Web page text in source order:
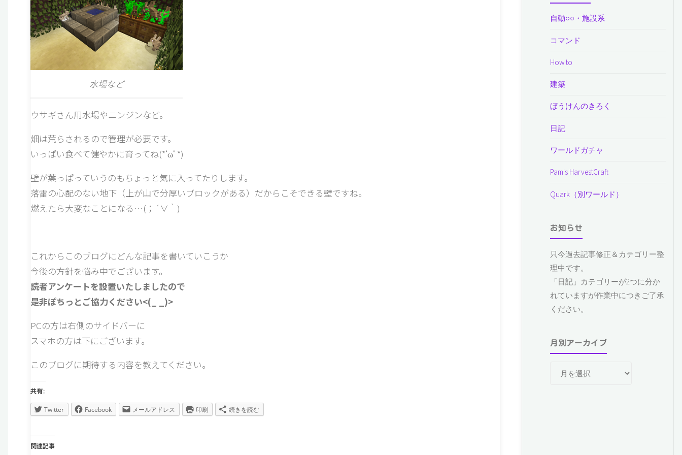
水場など
ウサギさん用水場やニンジンなど。
畑は荒らされるので管理が必要です。
いっぱい食べて健やかに育ってね(*‘ω‘ *)
壁が葉っぱっていうのもちょっと気に入ってたりします。
落雷の心配のない地下（上が山で分厚いブロックがある）だからこそできる壁ですね。
燃えたら大変なことになる…(；´∀｀)
これからこのブログにどんな記事を書いていこうか
今後の方針を悩み中でございます。
読者アンケートを設置いたしましたので
是非ぽちっとご協力ください<(_ _)>
PCの方は右側のサイドバーに
スマホの方は下にございます。
このブログに期待する内容を教えてください。
共有:
Twitter Facebook メールアドレス 印刷 続きを読む
関連記事
自動○○・施設系
コマンド
How to
建築
ぼうけんのきろく
日記
ワールドガチャ
Pam's HarvestCraft
Quark（別ワールド）
お知らせ
只今過去記事修正＆カテゴリー整
理中です。
「日記」カテゴリーが2つに分か
れていますが作業中につきご了承
ください。
月別アーカイブ